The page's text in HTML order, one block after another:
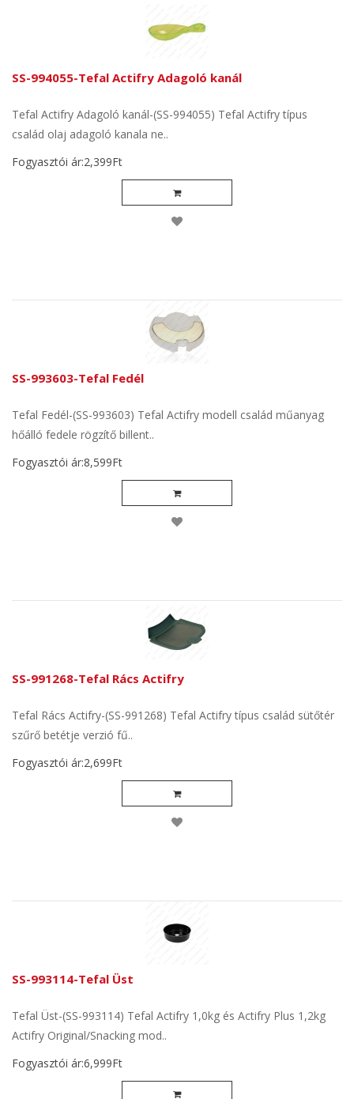
SS-994055-Tefal Actifry Adagoló kanál
Tefal Actifry Adagoló kanál-(SS-994055) Tefal Actifry típus
család olaj adagoló kanala ne..
Fogyasztói ár:2,399Ft
SS-993603-Tefal Fedél
Tefal Fedél-(SS-993603) Tefal Actifry modell család műanyag
hőálló fedele rögzítő billent..
Fogyasztói ár:8,599Ft
SS-991268-Tefal Rács Actifry
Tefal Rács Actifry-(SS-991268) Tefal Actifry típus család sütőtér
szűrő betétje verzió fű..
Fogyasztói ár:2,699Ft
SS-993114-Tefal Üst
Tefal Üst-(SS-993114) Tefal Actifry 1,0kg és Actifry Plus 1,2kg
Actifry Original/Snacking mod..
Fogyasztói ár:6,999Ft